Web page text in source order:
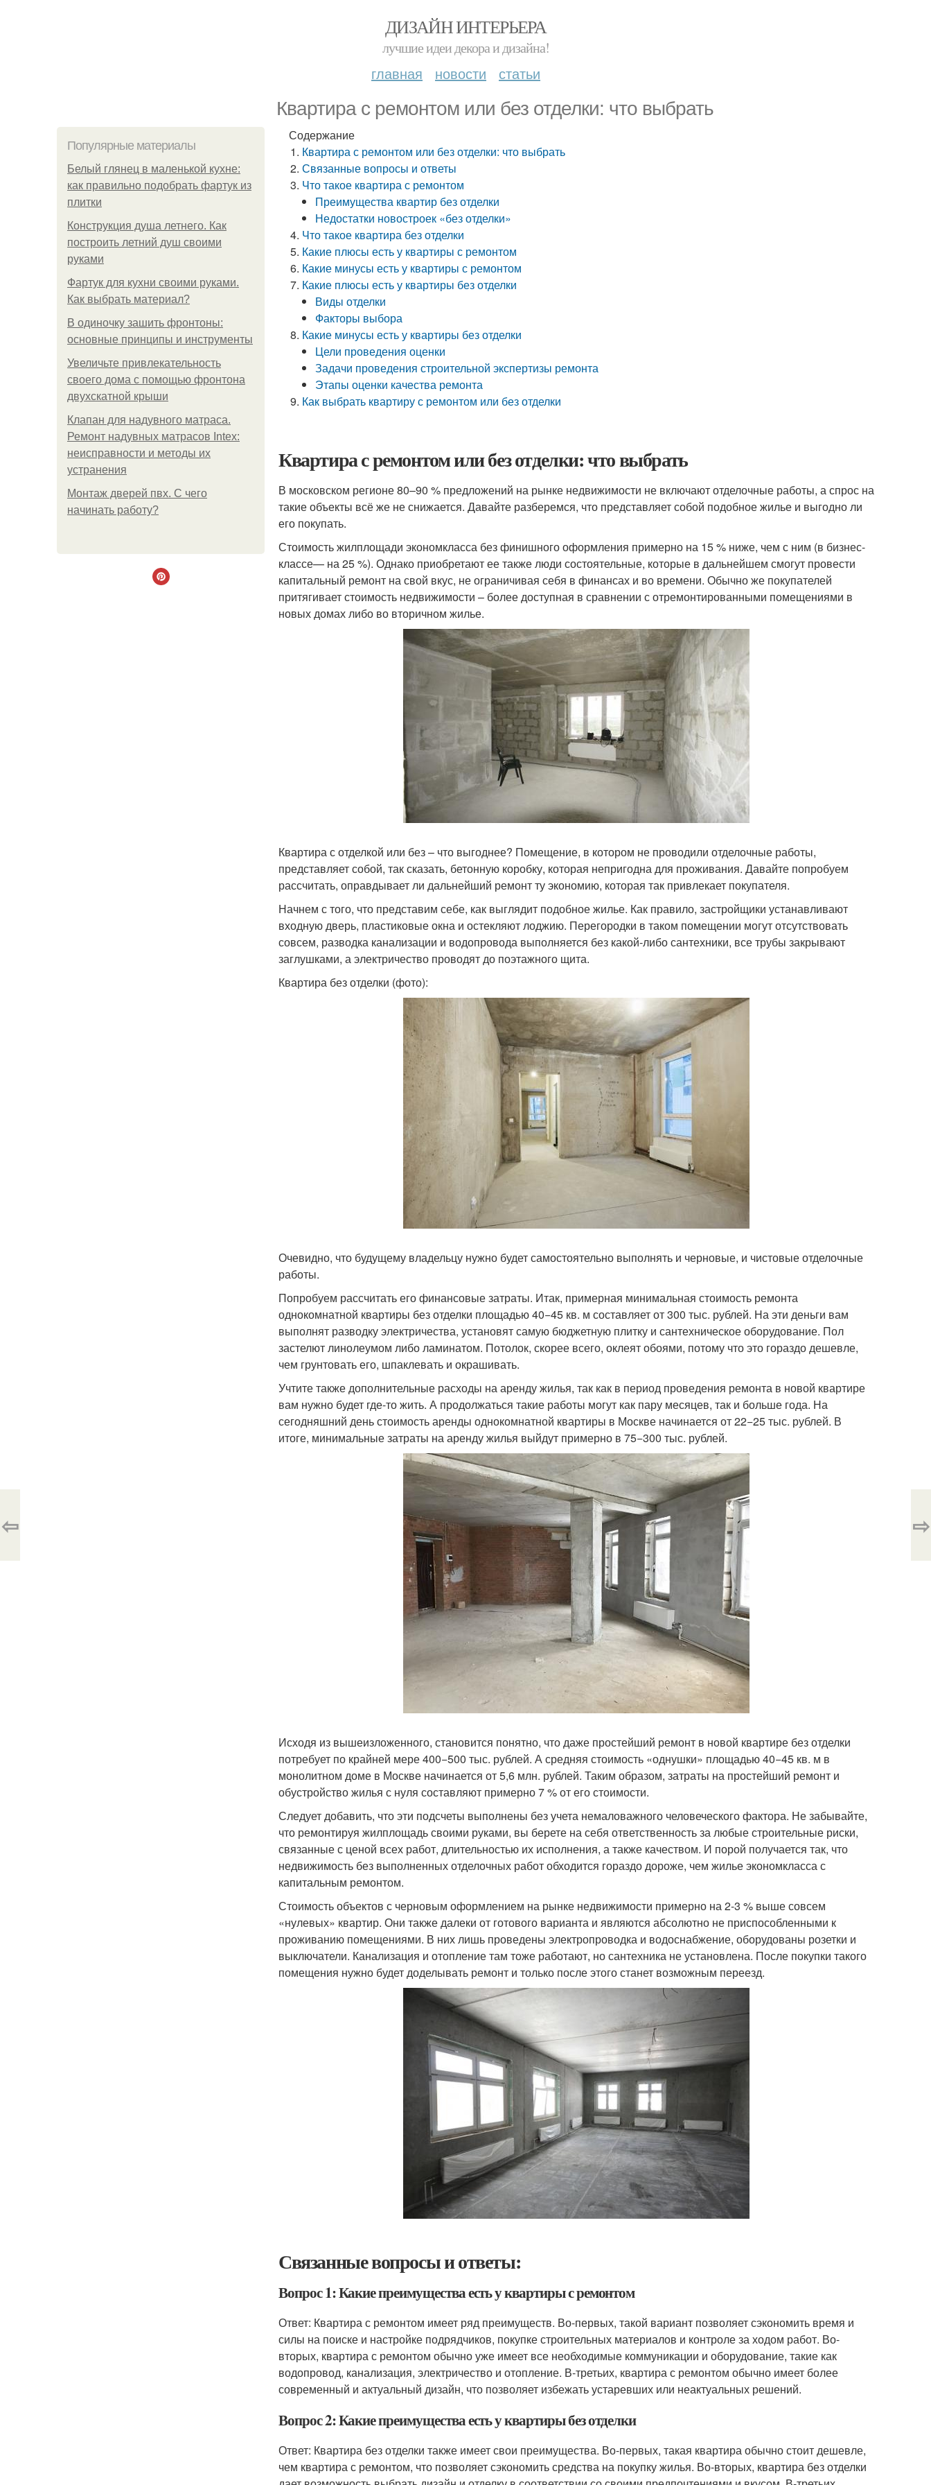
ДИЗАЙН ИНТЕРЬЕРА
лучшие идеи декора и дизайна!
главная новости статьи
Квартира с ремонтом или без отделки: что выбрать
Популярные материалы
Белый глянец в маленькой кухне:
как правильно подобрать фартук из
плитки
Конструкция душа летнего. Как
построить летний душ своими
руками
Фартук для кухни своими руками.
Как выбрать материал?
В одиночку зашить фронтоны:
основные принципы и инструменты
Увеличьте привлекательность
своего дома с помощью фронтона
двухскатной крыши
Клапан для надувного матраса.
Ремонт надувных матрасов Intex:
неисправности и методы их
устранения
Монтаж дверей пвх. С чего
начинать работу?
Содержание
Квартира с ремонтом или без отделки: что выбрать
Связанные вопросы и ответы
Что такое квартира с ремонтом
Преимущества квартир без отделки
Недостатки новостроек «без отделки»
Что такое квартира без отделки
Какие плюсы есть у квартиры с ремонтом
Какие минусы есть у квартиры с ремонтом
Какие плюсы есть у квартиры без отделки
Виды отделки
Факторы выбора
Какие минусы есть у квартиры без отделки
Цели проведения оценки
Задачи проведения строительной экспертизы ремонта
Этапы оценки качества ремонта
Как выбрать квартиру с ремонтом или без отделки
Квартира с ремонтом или без отделки: что выбрать
В московском регионе 80–90 % предложений на рынке недвижимости не включают отделочные работы, а спрос на
такие объекты всё же не снижается. Давайте разберемся, что представляет собой подобное жилье и выгодно ли
его покупать.
Стоимость жилплощади экономкласса без финишного оформления примерно на 15 % ниже, чем с ним (в бизнес-
классе— на 25 %). Однако приобретают ее также люди состоятельные, которые в дальнейшем смогут провести
капитальный ремонт на свой вкус, не ограничивая себя в финансах и во времени. Обычно же покупателей
притягивает стоимость недвижимости – более доступная в сравнении с отремонтированными помещениями в
новых домах либо во вторичном жилье.
Квартира с отделкой или без – что выгоднее? Помещение, в котором не проводили отделочные работы,
представляет собой, так сказать, бетонную коробку, которая непригодна для проживания. Давайте попробуем
рассчитать, оправдывает ли дальнейший ремонт ту экономию, которая так привлекает покупателя.
Начнем с того, что представим себе, как выглядит подобное жилье. Как правило, застройщики устанавливают
входную дверь, пластиковые окна и остекляют лоджию. Перегородки в таком помещении могут отсутствовать
совсем, разводка канализации и водопровода выполняется без какой-либо сантехники, все трубы закрывают
заглушками, а электричество проводят до поэтажного щита.
Квартира без отделки (фото):
Очевидно, что будущему владельцу нужно будет самостоятельно выполнять и черновые, и чистовые отделочные
работы.
Попробуем рассчитать его финансовые затраты. Итак, примерная минимальная стоимость ремонта
однокомнатной квартиры без отделки площадью 40−45 кв. м составляет от 300 тыс. рублей. На эти деньги вам
выполнят разводку электричества, установят самую бюджетную плитку и сантехническое оборудование. Пол
застелют линолеумом либо ламинатом. Потолок, скорее всего, оклеят обоями, потому что это гораздо дешевле,
чем грунтовать его, шпаклевать и окрашивать.
Учтите также дополнительные расходы на аренду жилья, так как в период проведения ремонта в новой квартире
вам нужно будет где-то жить. А продолжаться такие работы могут как пару месяцев, так и больше года. На
сегодняшний день стоимость аренды однокомнатной квартиры в Москве начинается от 22−25 тыс. рублей. В
итоге, минимальные затраты на аренду жилья выйдут примерно в 75−300 тыс. рублей.
Исходя из вышеизложенного, становится понятно, что даже простейший ремонт в новой квартире без отделки
потребует по крайней мере 400−500 тыс. рублей. А средняя стоимость «однушки» площадью 40−45 кв. м в
монолитном доме в Москве начинается от 5,6 млн. рублей. Таким образом, затраты на простейший ремонт и
обустройство жилья с нуля составляют примерно 7 % от его стоимости.
Следует добавить, что эти подсчеты выполнены без учета немаловажного человеческого фактора. Не забывайте,
что ремонтируя жилплощадь своими руками, вы берете на себя ответственность за любые строительные риски,
связанные с ценой всех работ, длительностью их исполнения, а также качеством. И порой получается так, что
недвижимость без выполненных отделочных работ обходится гораздо дороже, чем жилье экономкласса с
капитальным ремонтом.
Стоимость объектов с черновым оформлением на рынке недвижимости примерно на 2-3 % выше совсем
«нулевых» квартир. Они также далеки от готового варианта и являются абсолютно не приспособленными к
проживанию помещениями. В них лишь проведены электропроводка и водоснабжение, оборудованы розетки и
выключатели. Канализация и отопление там тоже работают, но сантехника не установлена. После покупки такого
помещения нужно будет доделывать ремонт и только после этого станет возможным переезд.
Связанные вопросы и ответы:
Вопрос 1: Какие преимущества есть у квартиры с ремонтом
Ответ: Квартира с ремонтом имеет ряд преимуществ. Во-первых, такой вариант позволяет сэкономить время и
силы на поиске и настройке подрядчиков, покупке строительных материалов и контроле за ходом работ. Во-
вторых, квартира с ремонтом обычно уже имеет все необходимые коммуникации и оборудование, такие как
водопровод, канализация, электричество и отопление. В-третьих, квартира с ремонтом обычно имеет более
современный и актуальный дизайн, что позволяет избежать устаревших или неактуальных решений.
Вопрос 2: Какие преимущества есть у квартиры без отделки
Ответ: Квартира без отделки также имеет свои преимущества. Во-первых, такая квартира обычно стоит дешевле,
чем квартира с ремонтом, что позволяет сэкономить средства на покупку жилья. Во-вторых, квартира без отделки
⇦ ⇨